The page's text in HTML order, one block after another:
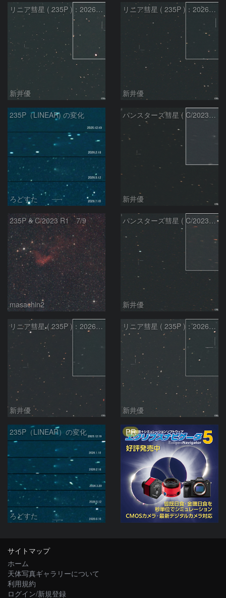
リニア彗星 ( 235P )：2026/07/09
新井優
リニア彗星 ( 235P )：2026/07/08
新井優
235P（LINEAR) の変化
ろどすた
パンスターズ彗星 ( C/2023R1 ) ：2026/07/08
新井優
235P & C/2023 R1 7/9
masachin2
パンスターズ彗星 ( C/2023R1 ) ：2026/05/20
新井優
リニア彗星 ( 235P )：2026/05/20
新井優
リニア彗星 ( 235P )：2026/05/29
新井優
235P（LINEAR）の変化
ろどすた
PR
サイトマップ
ホーム
天体写真ギャラリーについて
利用規約
ログイン/新規登録